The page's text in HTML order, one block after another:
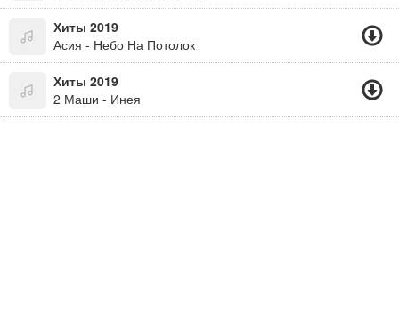
Хиты 2019
Асия - Небо На Потолок
Хиты 2019
2 Маши - Инея